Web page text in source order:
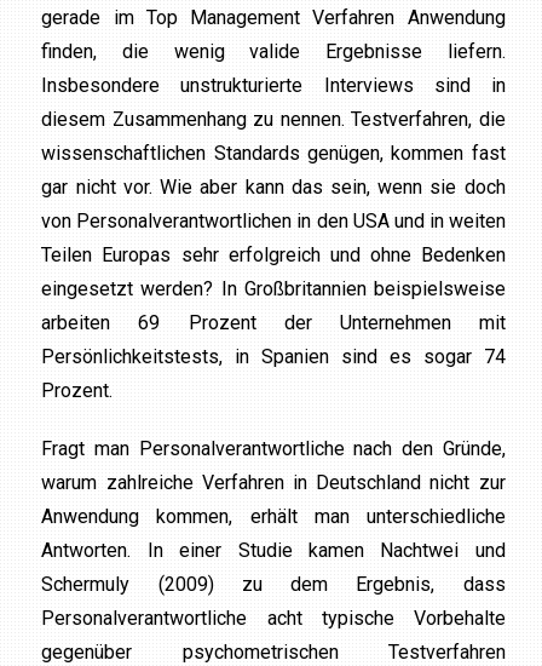
gerade im Top Management Verfahren Anwendung
finden, die wenig valide Ergebnisse liefern.
Insbesondere unstrukturierte Interviews sind in
diesem Zusammenhang zu nennen. Testverfahren, die
wissenschaftlichen Standards genügen, kommen fast
gar nicht vor. Wie aber kann das sein, wenn sie doch
von Personalverantwortlichen in den USA und in weiten
Teilen Europas sehr erfolgreich und ohne Bedenken
eingesetzt werden? In Großbritannien beispielsweise
arbeiten 69 Prozent der Unternehmen mit
Persönlichkeitstests, in Spanien sind es sogar 74
Prozent.
Fragt man Personalverantwortliche nach den Gründe,
warum zahlreiche Verfahren in Deutschland nicht zur
Anwendung kommen, erhält man unterschiedliche
Antworten. In einer Studie kamen Nachtwei und
Schermuly (2009) zu dem Ergebnis, dass
Personalverantwortliche acht typische Vorbehalte
gegenüber psychometrischen Testverfahren